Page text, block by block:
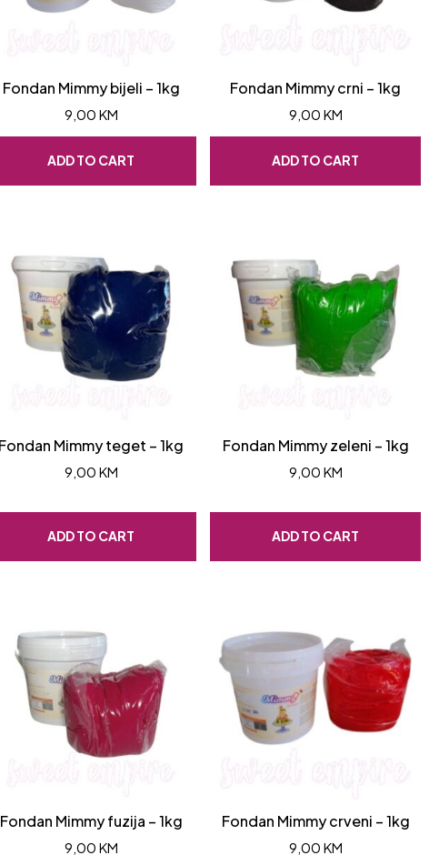
Fondan Mimmy bijeli – 1kg
9,00 KM
ADD TO CART
Fondan Mimmy crni – 1kg
9,00 KM
ADD TO CART
Fondan Mimmy teget – 1kg
9,00 KM
ADD TO CART
Fondan Mimmy zeleni – 1kg
9,00 KM
ADD TO CART
Fondan Mimmy fuzija – 1kg
9,00 KM
Fondan Mimmy crveni – 1kg
9,00 KM